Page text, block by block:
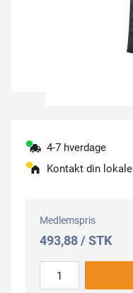
4-7 hverdage
Kontakt din lokale
Medlemspris
493,88 / STK